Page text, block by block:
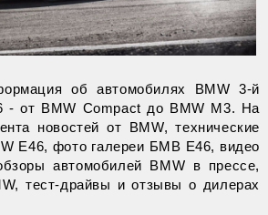
об автомобилях BMW 3-й
- от BMW Compact до BMW M3. На
новостей от BMW, технические
E46, фото галереи БМВ Е46, видео
автомобилей BMW в прессе,
тест-драйвы и отзывы о дилерах